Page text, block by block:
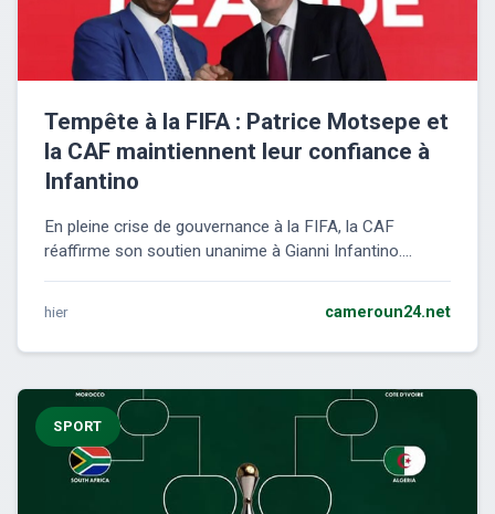
Tempête à la FIFA : Patrice Motsepe et
la CAF maintiennent leur confiance à
Infantino
En pleine crise de gouvernance à la FIFA, la CAF
réaffirme son soutien unanime à Gianni Infantino....
hier cameroun24.net
SPORT